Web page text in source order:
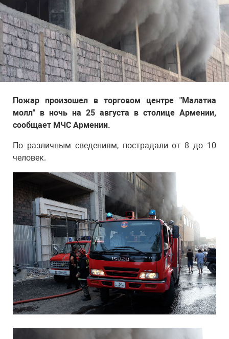
Пожар произошел в торговом центре "Малатиа
молл" в ночь на 25 августа в столице Армении,
сообщает МЧС Армении.
По различным сведениям, пострадали от 8 до 10
человек.